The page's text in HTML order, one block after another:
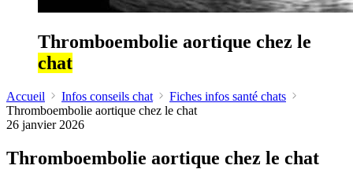
Thromboembolie aortique chez le
chat
Accueil Infos conseils chat
Fiches infos santé chats
Thromboembolie aortique chez le chat
26 janvier 2026
Thromboembolie aortique chez le chat